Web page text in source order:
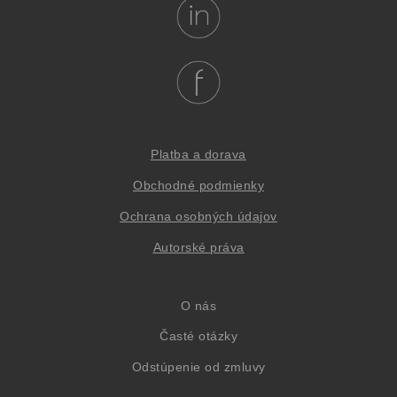
Platba a dorava
Obchodné podmienky
Ochrana osobných údajov
Autorské práva
O nás
Časté otázky
Odstúpenie od zmluvy